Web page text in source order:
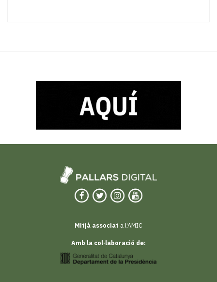
Mitjà associat a l'AMIC
Amb la col·laboració de: